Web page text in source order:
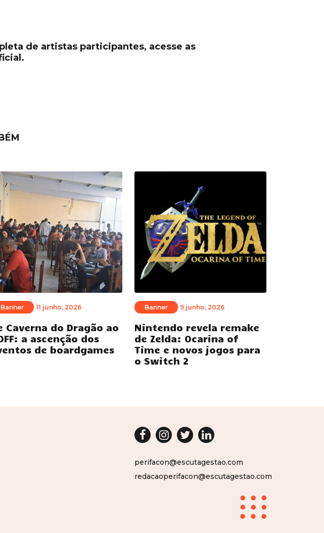
de artistas participantes, acesse as
Banner 11 junho, 2026
Caverna do Dragão ao
a ascenção dos
de boardgames
Banner 9 junho, 2026
Nintendo revela remake
de Zelda: Ocarina of
Time e novos jogos para
o Switch 2
perifacon@escutagestao.com
redacaoperifacon@escutagestao.com